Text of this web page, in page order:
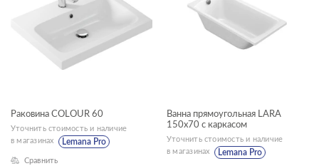
CITY
COLOUR
LARA
VECTOR
Раковина COLOUR 60
Уточнить стоимость и наличие
в магазинах
Lemana Pro
Сравнить
Ванна прямоугольная LARA
150x70 с каркасом
Уточнить стоимость и наличие
в магазинах
Lemana Pro